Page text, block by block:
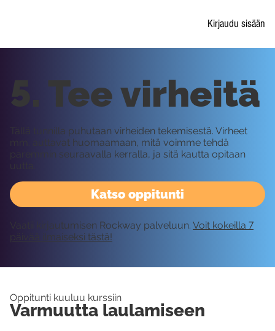
Kirjaudu sisään
Katso oppitunti
5. Tee virheitä
Tällä tunnilla puhutaan virheiden tekemisestä. Virheet
mm. auttavat huomaamaan, mitä voimme tehdä
paremmin seuraavalla kerralla, ja sitä kautta opitaan
Vaatii kirjautumisen Rockway palveluun. Voit kokeilla 7
päivää ilmaiseksi tästä!
Oppitunti kuuluu kurssiin
Varmuutta laulamiseen